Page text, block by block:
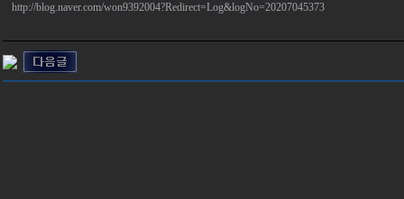
http://blog.naver.com/won9392004?Redirect=Log&logNo=20207045373